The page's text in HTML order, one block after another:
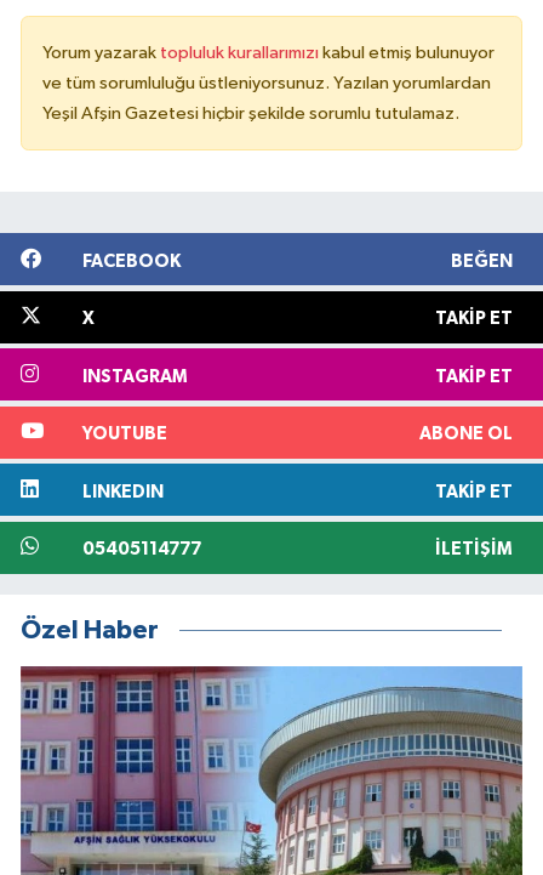
Yorum yazarak topluluk kurallarımızı kabul etmiş bulunuyor
ve tüm sorumluluğu üstleniyorsunuz. Yazılan yorumlardan
Yeşil Afşin Gazetesi hiçbir şekilde sorumlu tutulamaz.
FACEBOOK BEĞEN
X TAKIP ET
INSTAGRAM TAKIP ET
YOUTUBE ABONE OL
LINKEDIN TAKIP ET
05405114777 İLETIŞIM
Özel Haber